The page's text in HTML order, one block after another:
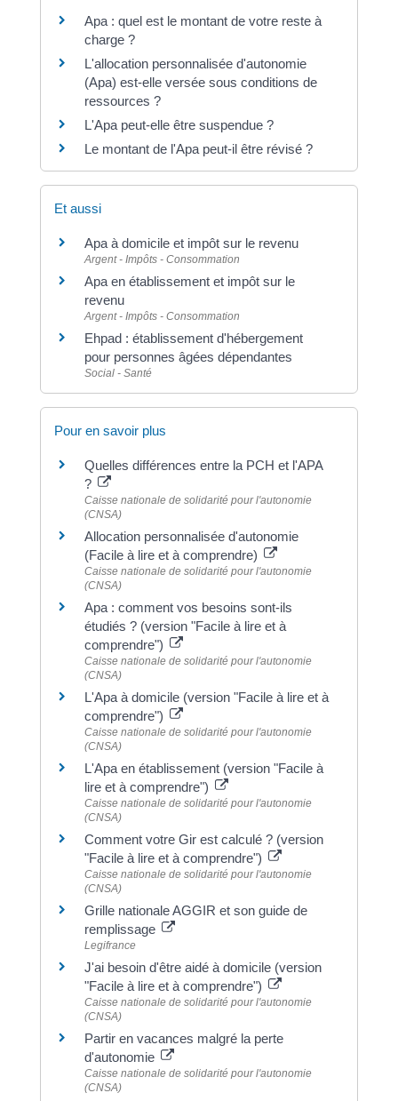
Apa : quel est le montant de votre reste à
charge ?
L'allocation personnalisée d'autonomie
(Apa) est-elle versée sous conditions de
ressources ?
L'Apa peut-elle être suspendue ?
Le montant de l'Apa peut-il être révisé ?
Et aussi
Apa à domicile et impôt sur le revenu
Argent - Impôts - Consommation
Apa en établissement et impôt sur le
revenu
Argent - Impôts - Consommation
Ehpad : établissement d'hébergement
pour personnes âgées dépendantes
Social - Santé
Pour en savoir plus
Quelles différences entre la PCH et l'APA
?
Caisse nationale de solidarité pour l'autonomie
(CNSA)
Allocation personnalisée d'autonomie
(Facile à lire et à comprendre)
Caisse nationale de solidarité pour l'autonomie
(CNSA)
Apa : comment vos besoins sont-ils
étudiés ? (version "Facile à lire et à
comprendre")
Caisse nationale de solidarité pour l'autonomie
(CNSA)
L'Apa à domicile (version "Facile à lire et à
comprendre")
Caisse nationale de solidarité pour l'autonomie
(CNSA)
L'Apa en établissement (version "Facile à
lire et à comprendre")
Caisse nationale de solidarité pour l'autonomie
(CNSA)
Comment votre Gir est calculé ? (version
"Facile à lire et à comprendre")
Caisse nationale de solidarité pour l'autonomie
(CNSA)
Grille nationale AGGIR et son guide de
remplissage
Legifrance
J'ai besoin d'être aidé à domicile (version
"Facile à lire et à comprendre")
Caisse nationale de solidarité pour l'autonomie
(CNSA)
Partir en vacances malgré la perte
d'autonomie
Caisse nationale de solidarité pour l'autonomie
(CNSA)